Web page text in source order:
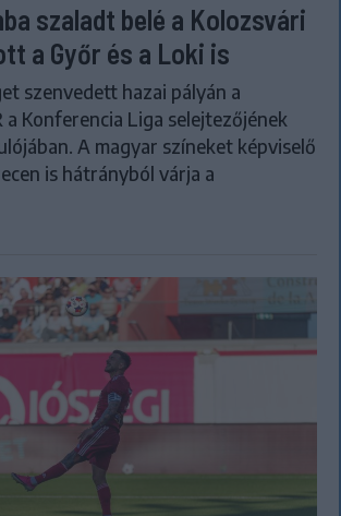
szaladt belé a Kolozsvári
a Győr és a Loki is
szenvedett hazai pályán a
a Konferencia Liga selejtezőjének
A magyar színeket képviselő
is hátrányból várja a